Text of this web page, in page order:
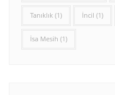
Tanıklık (1) İncil (1)
İsa Mesih (1)